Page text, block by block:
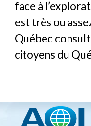
face à
est très ou
Québec
citoyens du